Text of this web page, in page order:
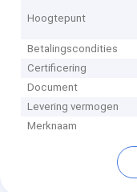
Hoogtepunt
Betalingscondities
Certificering
Document
Levering vermogen
Merknaam